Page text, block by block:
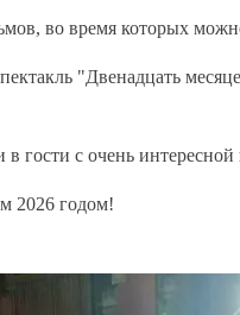
во время которых
"Двенадцать
гости с очень
2026 годом!